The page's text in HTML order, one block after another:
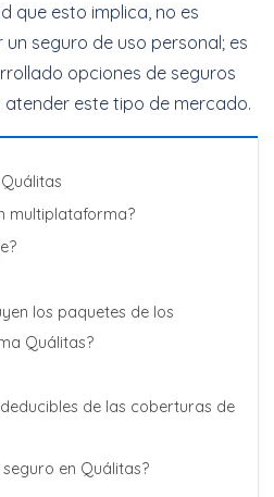
que esto implica, no es
seguro de uso personal; es
opciones de seguros
este tipo de mercado.
multiplataforma?
los paquetes de los
Quálitas?
de las coberturas de
en Quálitas?